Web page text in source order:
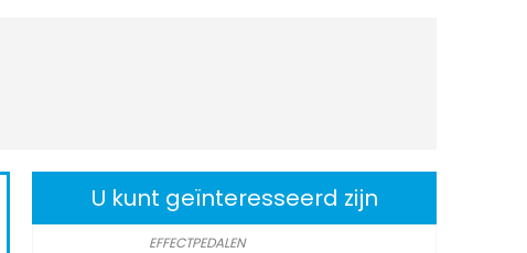
U kunt geïnteresseerd zijn
EFFECTPEDALEN